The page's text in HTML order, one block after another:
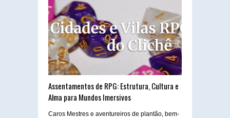
Assentamentos de RPG: Estrutura, Cultura e
Alma para Mundos Imersivos
Caros Mestres e aventureiros de plantão, bem-